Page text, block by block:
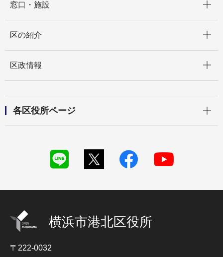
窓口・施設
区の紹介
区政情報
各区役所ページ
横浜市港北区役所
〒222-0032